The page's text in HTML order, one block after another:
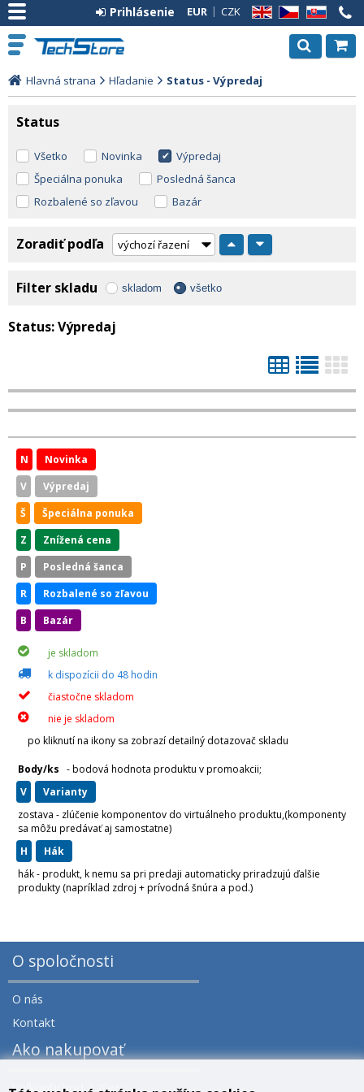
EN CZ SK
EUR CZK
Prihlásenie
Hlavná strana Hľadanie Status - Výpredaj
Status
Všetko Novinka
Výpredaj
Špeciálna ponuka
Posledná šanca
Rozbalené so zľavou
Bazár
Zoradiť podľa
Filter skladu skladom všetko
Status:Výpredaj
N
Novinka
V
Výpredaj
Š
Špeciálna ponuka
Z
Znížená cena
P
Posledná šanca
R
Rozbalené so zľavou
B
Bazár
je skladom
k dispozícii do 48 hodin
čiastočne skladom
nie je skladom
po kliknutí na ikony sa zobrazí detailný dotazovač skladu
Body/ks - bodová hodnota produktu v promoakcii;
v
varianty
zostava - zlúčenie komponentov do virtuálneho produktu,(komponenty
sa môžu predávať aj samostatne)
H
hák
hák - produkt, k nemu sa pri predaji automaticky priradzujú ďalšie
produkty (napríklad zdroj + prívodná šnúra a pod.)
O spoločnosti
O nás
Kontakt
Ako nakupovať
Veľkoobchod a zľavy